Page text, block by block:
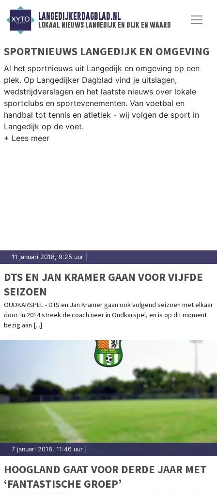
LANGEDIJKERDAGBLAD.NL
lokaal nieuws langedijk en dijk en waard
SPORTNIEUWS LANGEDIJK EN OMGEVING
Al het sportnieuws uit Langedijk en omgeving op een
plek. Op Langedijker Dagblad vind je uitslagen,
wedstrijdverslagen en het laatste nieuws over lokale
sportclubs en sportevenementen. Van voetbal en
handbal tot tennis en atletiek - wij volgen de sport in
Langedijk op de voet.
11 januari 2018, 9:25 uur
DTS EN JAN KRAMER GAAN VOOR VIJFDE
SEIZOEN
OUDKARSPEL - DTS en Jan Kramer gaan ook volgend seizoen met elkaar
door. In 2014 streek de coach neer in Oudkarspel, en is op dit moment
bezig aan [...]
7 januari 2018, 11:46 uur
HOOGLAND GAAT VOOR DERDE JAAR MET
‘FANTASTISCHE GROEP’